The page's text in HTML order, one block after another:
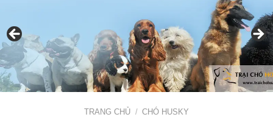
TRANG CHỦ / CHÓ HUSKY